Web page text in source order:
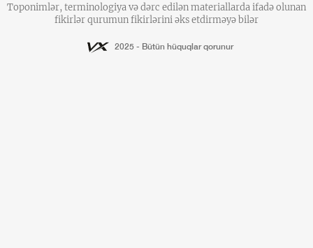
Toponimlər, terminologiya və dərc edilən materiallarda ifadə olunan
fikirlər qurumun fikirlərini əks etdirməyə bilər
2025 - Bütün hüquqlar qorunur